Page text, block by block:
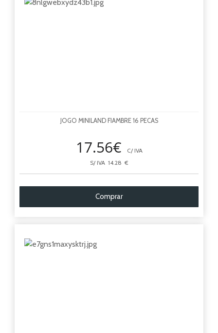
JOGO MINILAND FIAMBRE 16 PECAS
17.56€
C/ IVA
S/ IVA 14.28 €
Comprar